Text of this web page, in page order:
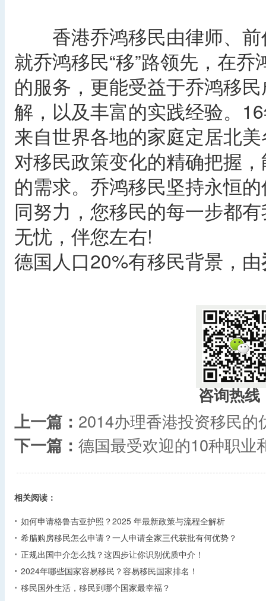
香港乔鸿移民由律师、前
就乔鸿移民“移”路领先，在
的服务，更能受益于乔鸿移
解，以及丰富的实践经验。
来自世界各地的家庭定居北
对移民政策变化的精确把握
的需求。乔鸿移民坚持永恒
同努力，您移民的每一步都
无忧，伴您左右!
德国人口20%有移民背景，由
咨询热线
上一篇： 2014办理香港投资移民的
下一篇： 德国最受欢迎的10种职业
相关阅读：
如何申请格鲁吉亚护照？2025 年最新政策与流程全解析​
希腊购房移民怎么申请？一人申请全家三代获批有何优势？​
正规出国中介怎么找？这四步让你识别优质中介！
2024年哪些国家容易移民？容易移民国家排名！
移民国外生活，移民到哪个国家最幸福？